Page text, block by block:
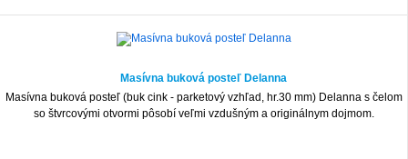
Masívna buková posteľ Delanna
Masívna buková posteľ (buk cink - parketový vzhľad, hr.30 mm) Delanna s čelom
so štvrcovými otvormi pôsobí veľmi vzdušným a originálnym dojmom.